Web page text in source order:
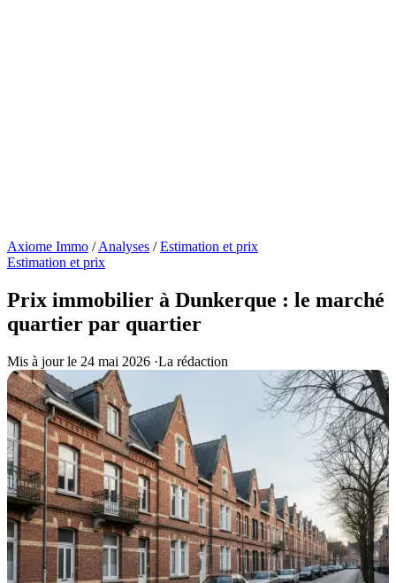
Axiome Immo / Analyses / Estimation et prix
Estimation et prix
Prix immobilier à Dunkerque : le marché
quartier par quartier
Mis à jour le 24 mai 2026 ·La rédaction